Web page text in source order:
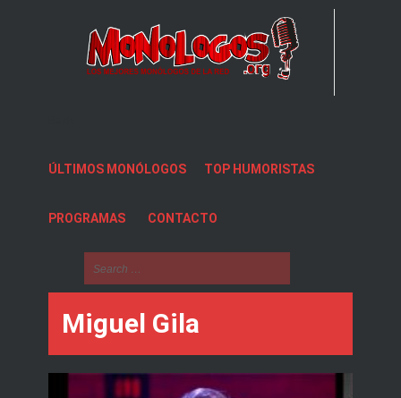
ÚLTIMOS MONÓLOGOS TOP HUMORISTAS
PROGRAMAS CONTACTO
Miguel Gila